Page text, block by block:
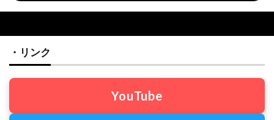
・リンク
YouTube